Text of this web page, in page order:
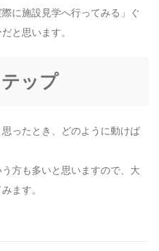
に施設見学へ行ってみる」ぐ
と思います。
ップ
ったとき、どのように動けば
方も多いと思いますので、大
ます。